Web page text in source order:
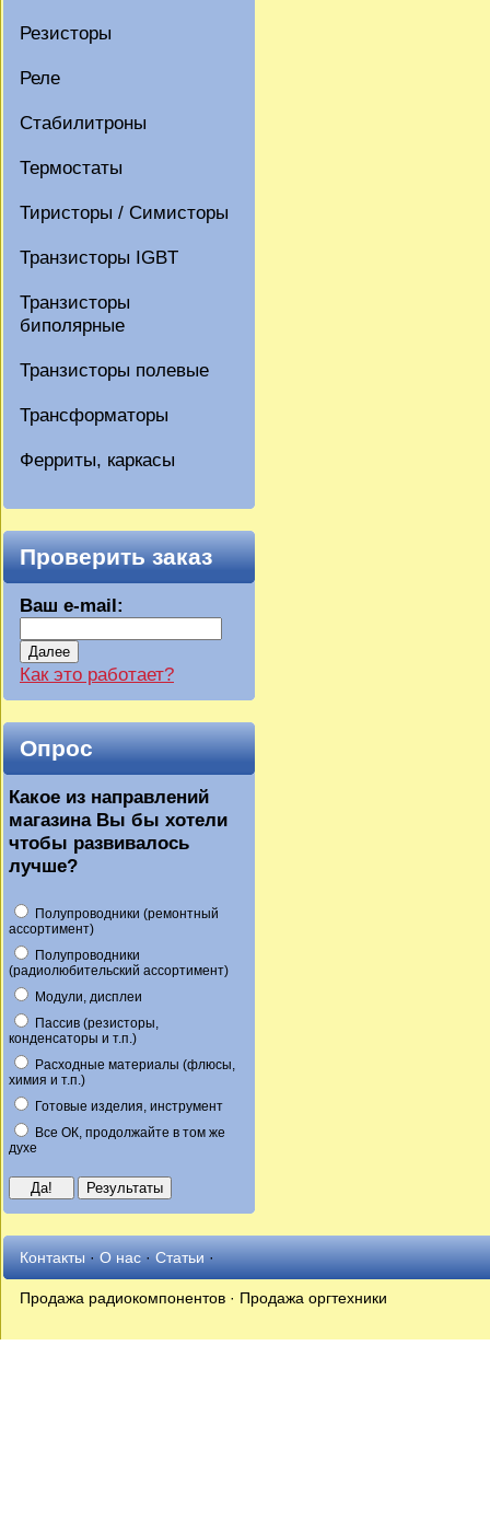
Резисторы
Реле
Стабилитроны
Термостаты
Тиристоры / Симисторы
Транзисторы IGBT
Транзисторы
биполярные
Транзисторы полевые
Трансформаторы
Ферриты, каркасы
Проверить заказ
Ваш e-mail:
Далее
Как это работает?
Опрос
Какое из направлений
магазина Вы бы хотели
чтобы развивалось
лучше?
Полупроводники (ремонтный
ассортимент)
Полупроводники
(радиолюбительский ассортимент)
Модули, дисплеи
Пассив (резисторы,
конденсаторы и т.п.)
Расходные материалы (флюсы,
химия и т.п.)
Готовые изделия, инструмент
Все ОК, продолжайте в том же
духе
Контакты·О нас·Статьи·
Продажа радиокомпонентов · Продажа оргтехники